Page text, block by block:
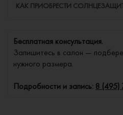
КАК ПРИОБРЕСТИ
Бесплатная консультация.
Запишитесь в салон —
нужного размера.
Подробности и запись: 8 (495)